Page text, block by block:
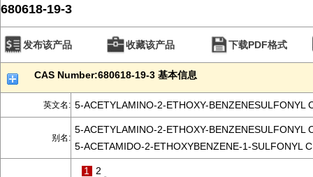
680618-19-3
发布该产品 收藏该产品 下载PDF格式
CAS Number:680618-19-3 基本信息
英文名: 5-ACETYLAMINO-2-ETHOXY-BENZENESULFONYL
别名:
5-ACETYLAMINO-2-ETHOXY-BENZENESULFONYL
5-ACETAMIDO-2-ETHOXYBENZENE-1-SULFONYL
1 2